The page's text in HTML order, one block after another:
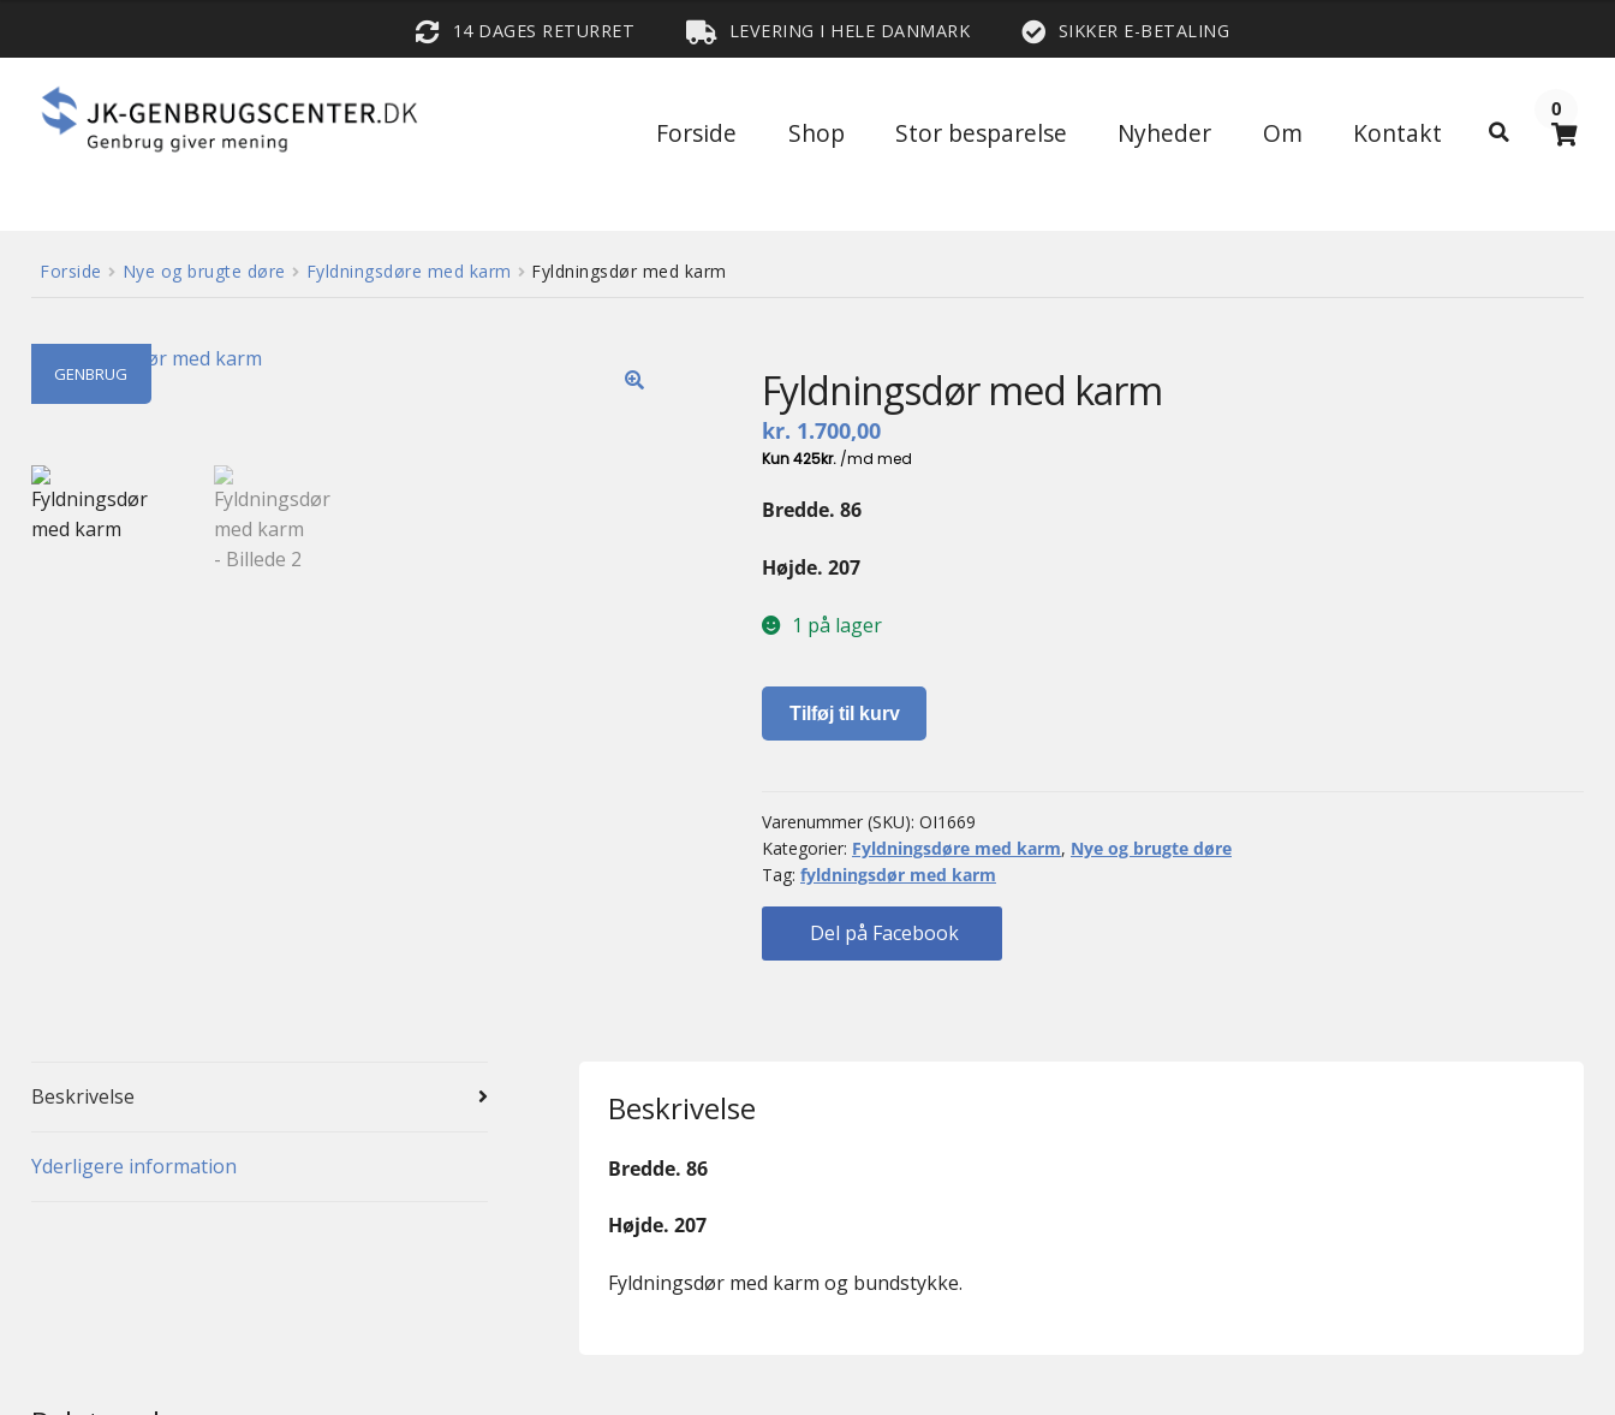
14 DAGES RETURRET LEVERING I HELE DANMARK SIKKER E-BETALING
Forside Shop Stor besparelse Nyheder Om Kontakt
Søg
0
Forside Nye og brugte døre Fyldningsdøre med karm Fyldningsdør med karm
GENBRUG Fyldningsdør med karm
kr. 1.700,00
Bredde. 86
Højde. 207
1 på lager
Fyldningsdør
med
Tilføj til kurv
Varenummer (SKU): OI1669
Kategorier: Fyldningsdøre med karm, Nye og brugte døre
Tag: fyldningsdør med karm
Del på Facebook
Beskrivelse
Yderligere information
Beskrivelse
Bredde. 86
Højde. 207
Fyldningsdør med karm og bundstykke.